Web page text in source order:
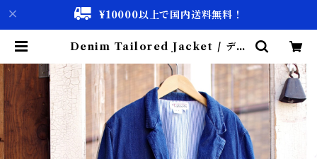
¥10000以上で国内送料無料！
Denim Tailored Jacket / デニ
着屋 仙台 biscco【古着 & Vinta
ge 通販】